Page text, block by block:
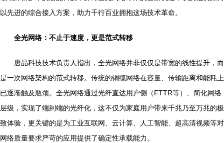
以先进的综合接入方案，助力千行百业拥抱这场技术革命。
全光网络：不止于速度，更是范式转移
唐品科技技术负责人指出，全光网络并非仅仅是带宽的线性提升，而
是一次网络架构的范式转移。传统的铜缆网络在容量、传输距离和能耗上
已逐渐触及瓶颈。全光网络通过光纤直达用户侧（FTTR等）、简化网络
层级，实现了端到端的光纤化，这不仅为家庭用户带来千兆乃至万兆的极
致体验，更关键的是为工业互联网、云计算、人工智能、超高清视频等对
网络质量要求严苛的应用提供了确定性承载能力。